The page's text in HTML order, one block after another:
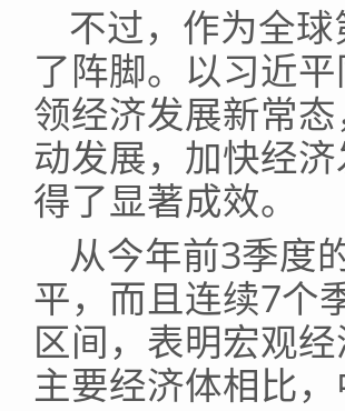
不过，作为全
了阵脚。以习近
领经济发展新常
动发展，加快经
得了显著成效。
从今年前3季度
平，而且连续7个
区间，表明宏观
主要经济体相比